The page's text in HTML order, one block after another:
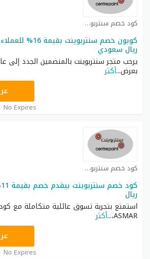
كود خصم سنتربوينت كوبون
ريال سعودي
يرحب متجر سنتربوينت بالمنضمين الجدد إلى
بعرض...أكثر
No Expires
كود خصم سنتربوينت كوبون
ريال
استمتع بتجربة تسوق عائلية متكاملة مع
ASMAR،...أكثر
ASMAR
No Expires